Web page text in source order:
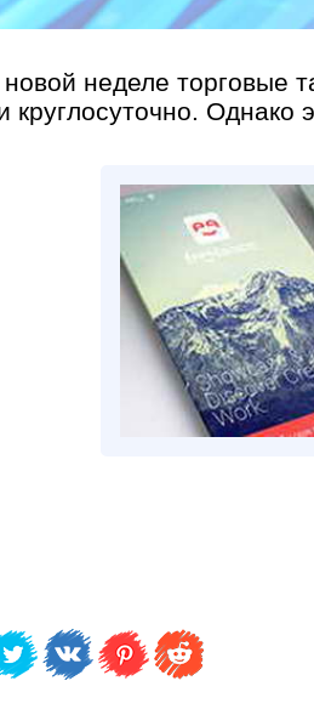
неделе торговые
круглосуточно. Однако